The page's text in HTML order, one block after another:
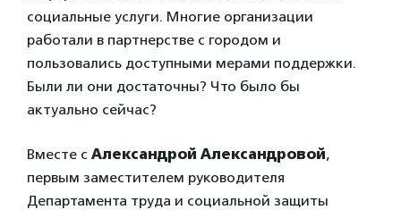
социальные услуги. Многие организации
работали в партнерстве с городом и
пользовались доступными мерами поддержки.
Были ли они достаточны? Что было бы
актуально сейчас?
Вместе с Александрой Александровой,
первым заместителем руководителя
Департамента труда и социальной защиты